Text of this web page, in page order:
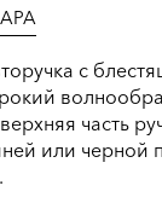
с
часть
или черной